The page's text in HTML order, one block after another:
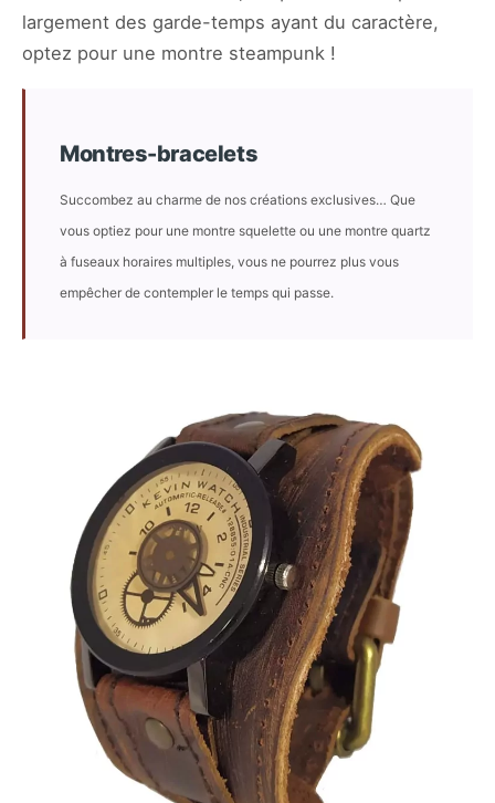
largement des garde-temps ayant du caractère,
optez pour une montre steampunk !
Montres-bracelets
Succombez au charme de nos créations exclusives… Que
vous optiez pour une montre squelette ou une montre quartz
à fuseaux horaires multiples, vous ne pourrez plus vous
empêcher de contempler le temps qui passe.